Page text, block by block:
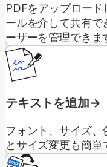
PDFをアップロー
ールを介して共有で
ーザーを管理できま
テキストを追加
フォント、サイズ
とサイズ変更も簡単